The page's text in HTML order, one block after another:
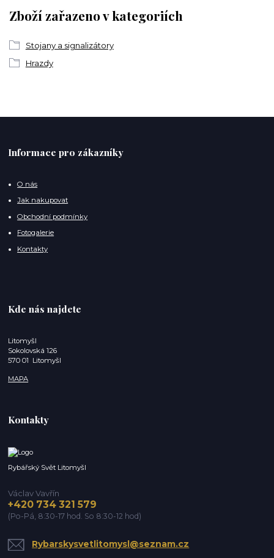
Zboží zařazeno v kategoriích
Stojany a signalizátory
Hrazdy
Informace pro zákazníky
O nás
Jak nakupovat
Obchodní podmínky
Fotogalerie
Kontakty
Kde nás najdete
Litomyšl
Sokolovská 126
570 01 Litomyšl
MAPA
Kontakty
Rybářský Svět Litomyšl
Václav Vavřín
+420 734 321 579
(Po-Pá, 8:30-17 hod. So 8:30-12 hod)
Rybarskysvetlitomysl@seznam.cz